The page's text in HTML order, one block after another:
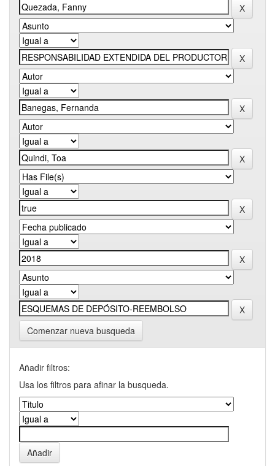
Comenzar nueva busqueda
Añadir filtros:
Usa los filtros para afinar la busqueda.